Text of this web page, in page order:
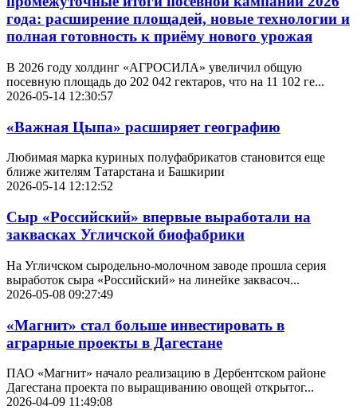
года: расширение площадей, новые технологии и
полная готовность к приёму нового урожая
В 2026 году холдинг «АГРОСИЛА» увеличил общую
посевную площадь до 202 042 гектаров, что на 11 102 ге...
2026-05-14 12:30:57
«Важная Цыпа» расширяет географию
Любимая марка куриных полуфабрикатов становится еще
ближе жителям Татарстана и Башкирии
2026-05-14 12:12:52
Сыр «Российский» впервые выработали на
заквасках Угличской биофабрики
На Угличском сыродельно-молочном заводе прошла серия
выработок сыра «Российский» на линейке заквасоч...
2026-05-08 09:27:49
«Магнит» стал больше инвестировать в
аграрные проекты в Дагестане
ПАО «Магнит» начало реализацию в Дербентском районе
Дагестана проекта по выращиванию овощей открытог...
2026-04-09 11:49:08